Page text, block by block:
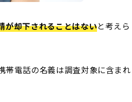
が却下されることはないと考えら
帯電話の名義は調査対象に含まれ